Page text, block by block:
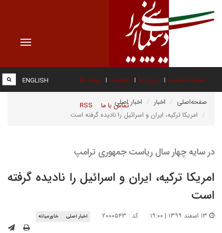
Toggle
صفحه نخست درباره ما عضویت پیوند ها
تماس با ما RSS
ENGLISH
صفحه‌اصلی اخبار
اخبار اصلی
امریکا ترکیه، ایران و اسرائیل را نادیده گرفته است
در سایه چهار سال ریاست جمهوری ترامپ
امریکا ترکیه، ایران و اسرائیل را نادیده گرفته
است
کد : ۲۰۰۰۵۴۳ اخبار اصلی خاورمیانه